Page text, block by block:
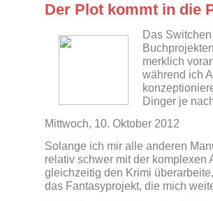
Der Plot kommt in die
Das
merklich
während ich
Dinger je
Mittwoch, 10. Oktober 2012
Solange ich mir alle anderen
relativ schwer mit der komplexen
gleichzeitig den Krimi
das Fantasyprojekt, die mich